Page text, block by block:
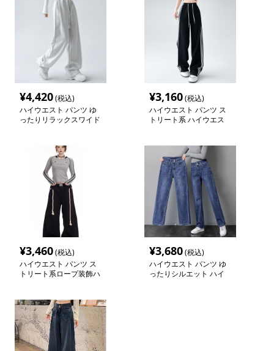
¥4,420(税込)
ハイウエスト パンツ ゆ
ったりリラックスワイド
¥3,160(税込)
ハイウエスト パンツ ス
トリート系 ハイウエス
¥3,460(税込)
ハイウエスト パンツ ス
トリート系ロープ装飾ハ
¥3,680(税込)
ハイウエスト パンツ ゆ
ったりシルエット ハイ